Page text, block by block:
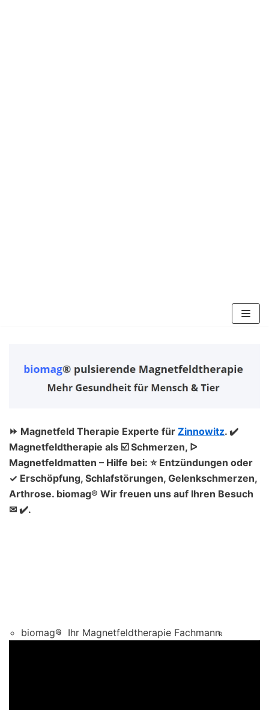
springen
⏩ Magnetfeld Therapie Experte für Zinnowitz. ✔️
Magnetfeldtherapie als ☑️ Schmerzen, ᐅ
Magnetfeldmatten – Hilfe bei: ⭐ Entzündungen oder
✓ Erschöpfung, Schlafstörungen, Gelenkschmerzen,
Arthrose. biomag® Wir freuen uns auf Ihren Besuch
✉ ✔️.
biomag® Ihr Magnetfeldtherapie Fachmann.